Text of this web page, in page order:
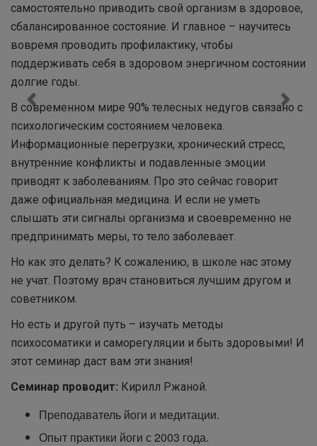
самостоятельно приводить свой организм в здоровое,
сбалансированное состояние. И главное – научитесь
вовремя проводить профилактику, чтобы
поддерживать себя в здоровом энергичном состоянии
долгие годы.
В современном мире 90% телесных недугов связано с
психологическим состоянием человека.
Информационные перегрузки, хронический стресс,
внутренние конфликты и подавленные эмоции
приводят к заболеваниям. Про это сейчас говорит
даже официальная медицина. И если не уметь
слышать эти сигналы организма и своевременно не
предпринимать меры, то тело заболевает.
Но как это делать? К сожалению, в школе нас этому
не учат. Поэтому врач становиться лучшим другом и
советником.
Но есть и другой путь – изучать методы
психосоматики и саморегуляции и быть здоровыми! И
этот семинар даст вам эти знания!
Семинар проводит: Кирилл Ржаной.
Преподаватель йоги и медитации.
Опыт практики йоги с 2003 года.